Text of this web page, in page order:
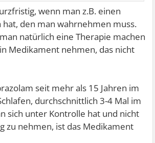
wenn man z.B. einen
den man wahrnehmen muss.
natürlich eine Therapie machen
Medikament nehmen, das nicht
seit mehr als 15 Jahren im
durchschnittlich 3-4 Mal im
sich unter Kontrolle hat und nicht
zu nehmen, ist das Medikament